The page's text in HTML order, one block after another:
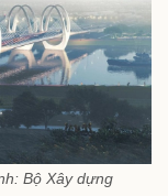
Bộ Xây dựng